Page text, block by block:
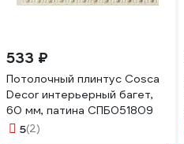
533 ₽
Потолочный плинтус Cosca
Decor интерьерный багет,
60 мм, патина СПБ051809
5(2)